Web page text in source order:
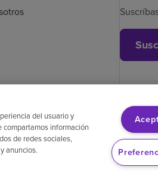
Cumplimiento de los
del usuario y
información
de redes sociales,
anuncios.